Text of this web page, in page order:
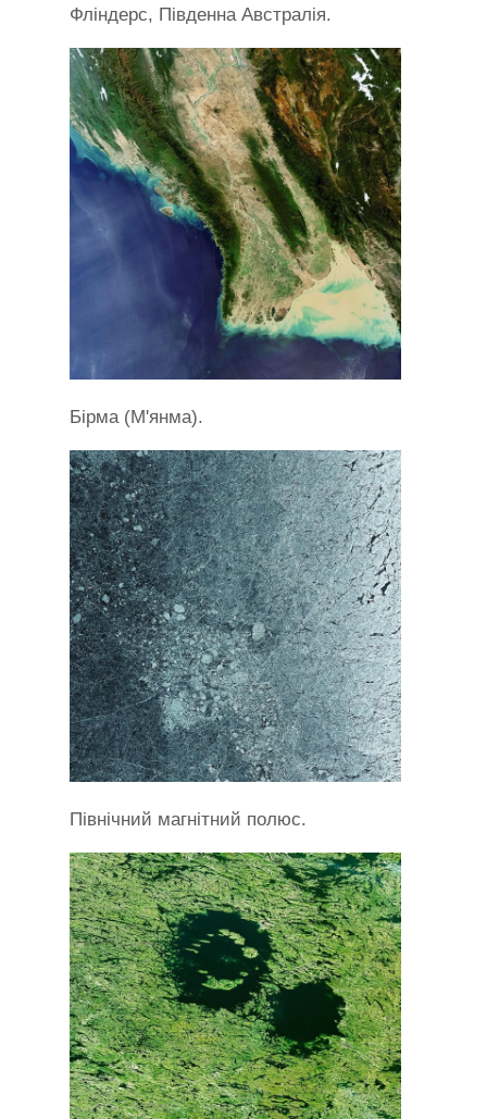
Фліндерс, Південна Австралія.
Бірма (М'янма).
Північний магнітний полюс.